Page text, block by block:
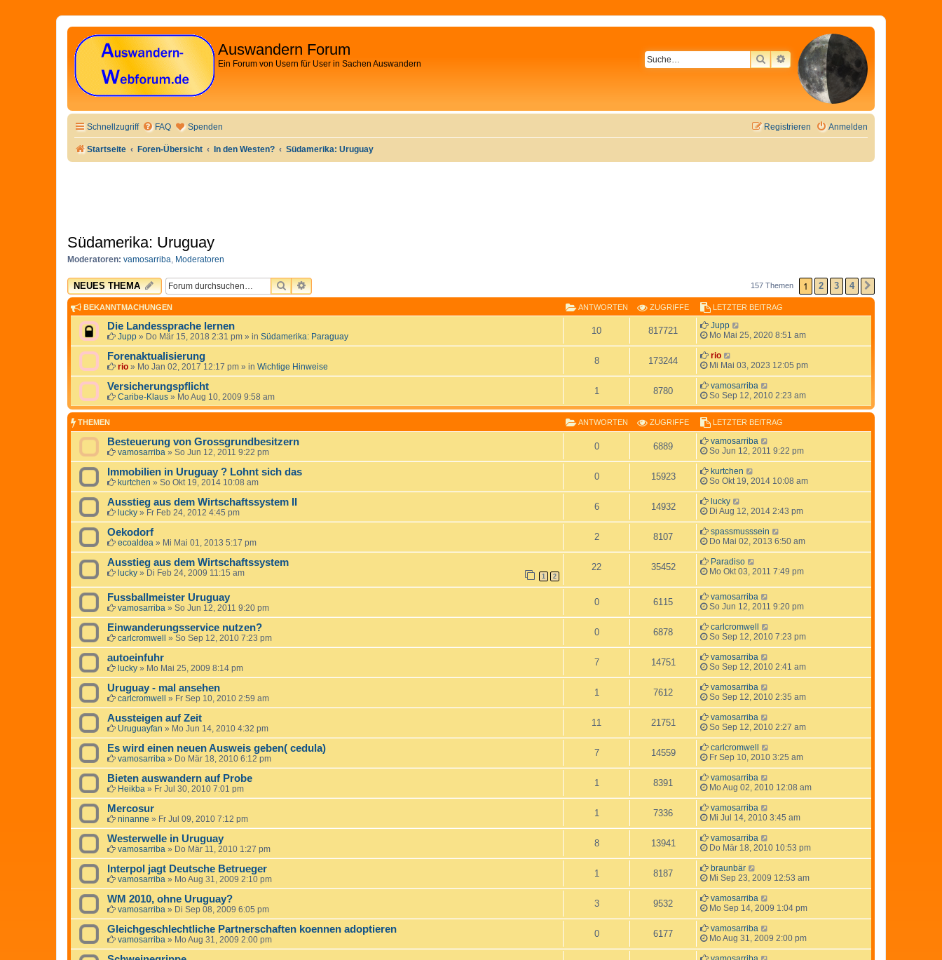
Auswandern Forum
Ein Forum von Usern für User in Sachen Auswandern SUCHEERWEITERTE SUCHE
Schnellzugriff FAQ Spenden Anmelden
Registrieren
Startseite Foren-Übersicht In den Westen? Südamerika: Uruguay
Südamerika: Uruguay
Moderatoren: vamosarriba, Moderatoren
NEUES THEMA SUCHEERWEITERTE SUCHE 157 Themen 1 2 3 4
BEKANNTMACHUNGEN ANTWORTEN ZUGRIFFE LETZTER BEITRAG
Die Landessprache lernen
Jupp » Do Mär 15, 2018 2:31 pm » in Südamerika: Paraguay
10 817721
Jupp
Mo Mai 25, 2020 8:51 am
Forenaktualisierung
rio » Mo Jan 02, 2017 12:17 pm » in Wichtige Hinweise
8 173244
rio
Mi Mai 03, 2023 12:05 pm
Versicherungspflicht
Caribe-Klaus » Mo Aug 10, 2009 9:58 am
1 8780
vamosarriba
So Sep 12, 2010 2:23 am
THEMEN ANTWORTEN ZUGRIFFE LETZTER BEITRAG
Besteuerung von Grossgrundbesitzern
vamosarriba » So Jun 12, 2011 9:22 pm
0 6889
vamosarriba
So Jun 12, 2011 9:22 pm
Immobilien in Uruguay ? Lohnt sich das
kurtchen » So Okt 19, 2014 10:08 am
0 15923
kurtchen
So Okt 19, 2014 10:08 am
Ausstieg aus dem Wirtschaftssystem II
lucky » Fr Feb 24, 2012 4:45 pm
6 14932
lucky
Di Aug 12, 2014 2:43 pm
Oekodorf
ecoaldea » Mi Mai 01, 2013 5:17 pm
2 8107
spassmusssein
Do Mai 02, 2013 6:50 am
Ausstieg aus dem Wirtschaftssystem
lucky » Di Feb 24, 2009 11:15 am 1 2
22 35452
Paradiso
Mo Okt 03, 2011 7:49 pm
Fussballmeister Uruguay
vamosarriba » So Jun 12, 2011 9:20 pm
0 6115
vamosarriba
So Jun 12, 2011 9:20 pm
Einwanderungsservice nutzen?
carlcromwell » So Sep 12, 2010 7:23 pm
0 6878
carlcromwell
So Sep 12, 2010 7:23 pm
autoeinfuhr
lucky » Mo Mai 25, 2009 8:14 pm
7 14751
vamosarriba
So Sep 12, 2010 2:41 am
Uruguay - mal ansehen
carlcromwell » Fr Sep 10, 2010 2:59 am
1 7612
vamosarriba
So Sep 12, 2010 2:35 am
Aussteigen auf Zeit
Uruguayfan » Mo Jun 14, 2010 4:32 pm
11 21751
vamosarriba
So Sep 12, 2010 2:27 am
Es wird einen neuen Ausweis geben( cedula)
vamosarriba » Do Mär 18, 2010 6:12 pm
7 14559
carlcromwell
Fr Sep 10, 2010 3:25 am
Bieten auswandern auf Probe
Heikba » Fr Jul 30, 2010 7:01 pm
1 8391
vamosarriba
Mo Aug 02, 2010 12:08 am
Mercosur
ninanne » Fr Jul 09, 2010 7:12 pm
1 7336
vamosarriba
Mi Jul 14, 2010 3:45 am
Westerwelle in Uruguay
vamosarriba » Do Mär 11, 2010 1:27 pm
8 13941
vamosarriba
Do Mär 18, 2010 10:53 pm
Interpol jagt Deutsche Betrueger
vamosarriba » Mo Aug 31, 2009 2:10 pm
1 8187
braunbär
Mi Sep 23, 2009 12:53 am
WM 2010, ohne Uruguay?
vamosarriba » Di Sep 08, 2009 6:05 pm
3 9532
vamosarriba
Mo Sep 14, 2009 1:04 pm
Gleichgeschlechtliche Partnerschaften koennen adoptieren
vamosarriba » Mo Aug 31, 2009 2:00 pm
0 6177
vamosarriba
Mo Aug 31, 2009 2:00 pm